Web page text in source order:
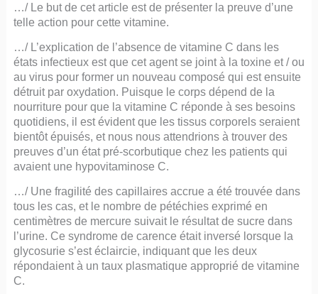
…/ Le but de cet article est de présenter la preuve d’une
telle action pour cette vitamine.
…/ L’explication de l’absence de vitamine C dans les
états infectieux est que cet agent se joint à la toxine et / ou
au virus pour former un nouveau composé qui est ensuite
détruit par oxydation. Puisque le corps dépend de la
nourriture pour que la vitamine C réponde à ses besoins
quotidiens, il est évident que les tissus corporels seraient
bientôt épuisés, et nous nous attendrions à trouver des
preuves d’un état pré-scorbutique chez les patients qui
avaient une hypovitaminose C.
…/ Une fragilité des capillaires accrue a été trouvée dans
tous les cas, et le nombre de pétéchies exprimé en
centimètres de mercure suivait le résultat de sucre dans
l’urine. Ce syndrome de carence était inversé lorsque la
glycosurie s’est éclaircie, indiquant que les deux
répondaient à un taux plasmatique approprié de vitamine
C.